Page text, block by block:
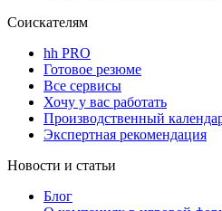
Соискателям
hh PRO
Готовое резюме
Все сервисы
Хочу у вас работать
Производственный
Экспертная рекомендация
Новости и статьи
Блог